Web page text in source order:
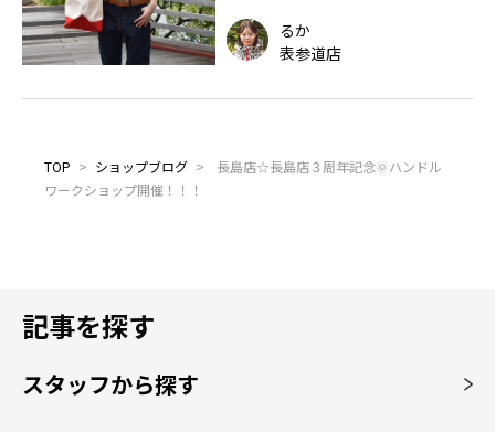
るか
表参道店
TOP > ショップブログ >
長島店☆長島店３周年記念🌞ハンドル
ワークショップ開催！！！
記事を探す
スタッフから探す